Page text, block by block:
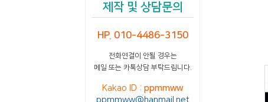
제작 및 상담문의
HP. 010-4486-3150
전화연결이 안될 경우는
메일 또는 카톡상담 부탁드립니다.
Kakao ID :ppmmww
ppmmww@hanmail.net